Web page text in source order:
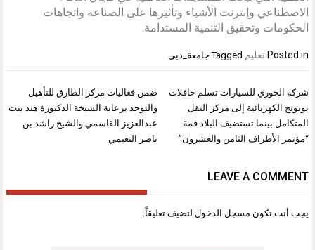
الاصطناعي وإنترنت الأشياء وتأثيرها على الصناعة واتجاهات
الحكومات وتحقيق التنمية المستدامة.
Posted in تعليم Tagged جامعة_دبي
تصفّح
المقالات
ضمن فعاليات مركز الطارق للتأهيل
والتوحد برعاية الشيخة الدكتورة هند بنت
عبدالعزيز القاسمي والشيخ راشد بن
ناصر النعيمي
شركة الخوري للسيارات تسلم حافلات
يوتونج الكهربائية إلى مركز النقل
المتكامل بينما تستضيف البلاد قمة
“مؤتمر الأطراف الثامن والعشرون”
LEAVE A COMMENT
يجب أنت تكون مسجل الدخول لتضيف تعليقاً.